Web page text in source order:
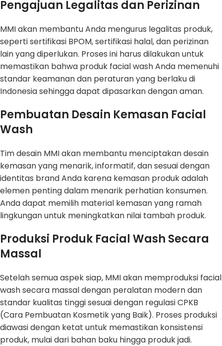
Pengajuan Legalitas dan Perizinan
MMI akan membantu Anda mengurus legalitas produk,
seperti sertifikasi BPOM, sertifikasi halal, dan perizinan
lain yang diperlukan. Proses ini harus dilakukan untuk
memastikan bahwa produk facial wash Anda memenuhi
standar keamanan dan peraturan yang berlaku di
Indonesia sehingga dapat dipasarkan dengan aman.
Pembuatan Desain Kemasan Facial
Wash
Tim desain MMI akan membantu menciptakan desain
kemasan yang menarik, informatif, dan sesuai dengan
identitas brand Anda karena kemasan produk adalah
elemen penting dalam menarik perhatian konsumen.
Anda dapat memilih material kemasan yang ramah
lingkungan untuk meningkatkan nilai tambah produk.
Produksi Produk Facial Wash Secara
Massal
Setelah semua aspek siap, MMI akan memproduksi facial
wash secara massal dengan peralatan modern dan
standar kualitas tinggi sesuai dengan regulasi CPKB
(Cara Pembuatan Kosmetik yang Baik). Proses produksi
diawasi dengan ketat untuk memastikan konsistensi
produk, mulai dari bahan baku hingga produk jadi.